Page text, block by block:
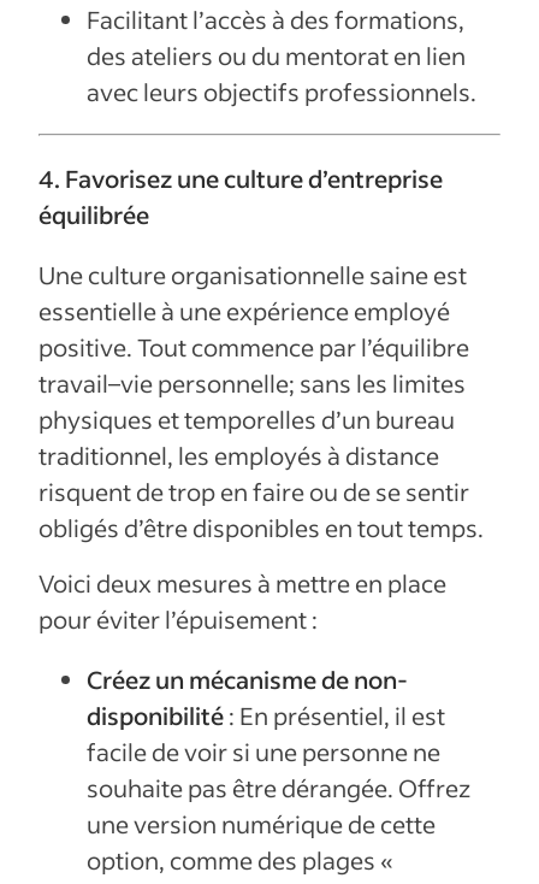
Facilitant l’accès à des formations,
des ateliers ou du mentorat en lien
avec leurs objectifs professionnels.
4. Favorisez une culture d’entreprise
équilibrée
Une culture organisationnelle saine est
essentielle à une expérience employé
positive. Tout commence par l’équilibre
travail–vie personnelle; sans les limites
physiques et temporelles d’un bureau
traditionnel, les employés à distance
risquent de trop en faire ou de se sentir
obligés d’être disponibles en tout temps.
Voici deux mesures à mettre en place
pour éviter l’épuisement :
Créez un mécanisme de non-
disponibilité: En présentiel, il est
facile de voir si une personne ne
souhaite pas être dérangée. Offrez
une version numérique de cette
option, comme des plages «